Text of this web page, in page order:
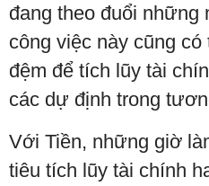
đang theo đuổi những
công việc này cũng
đệm để tích lũy tài
các dự định trong
Với Tiền, những giờ
tiêu tích lũy tài chính